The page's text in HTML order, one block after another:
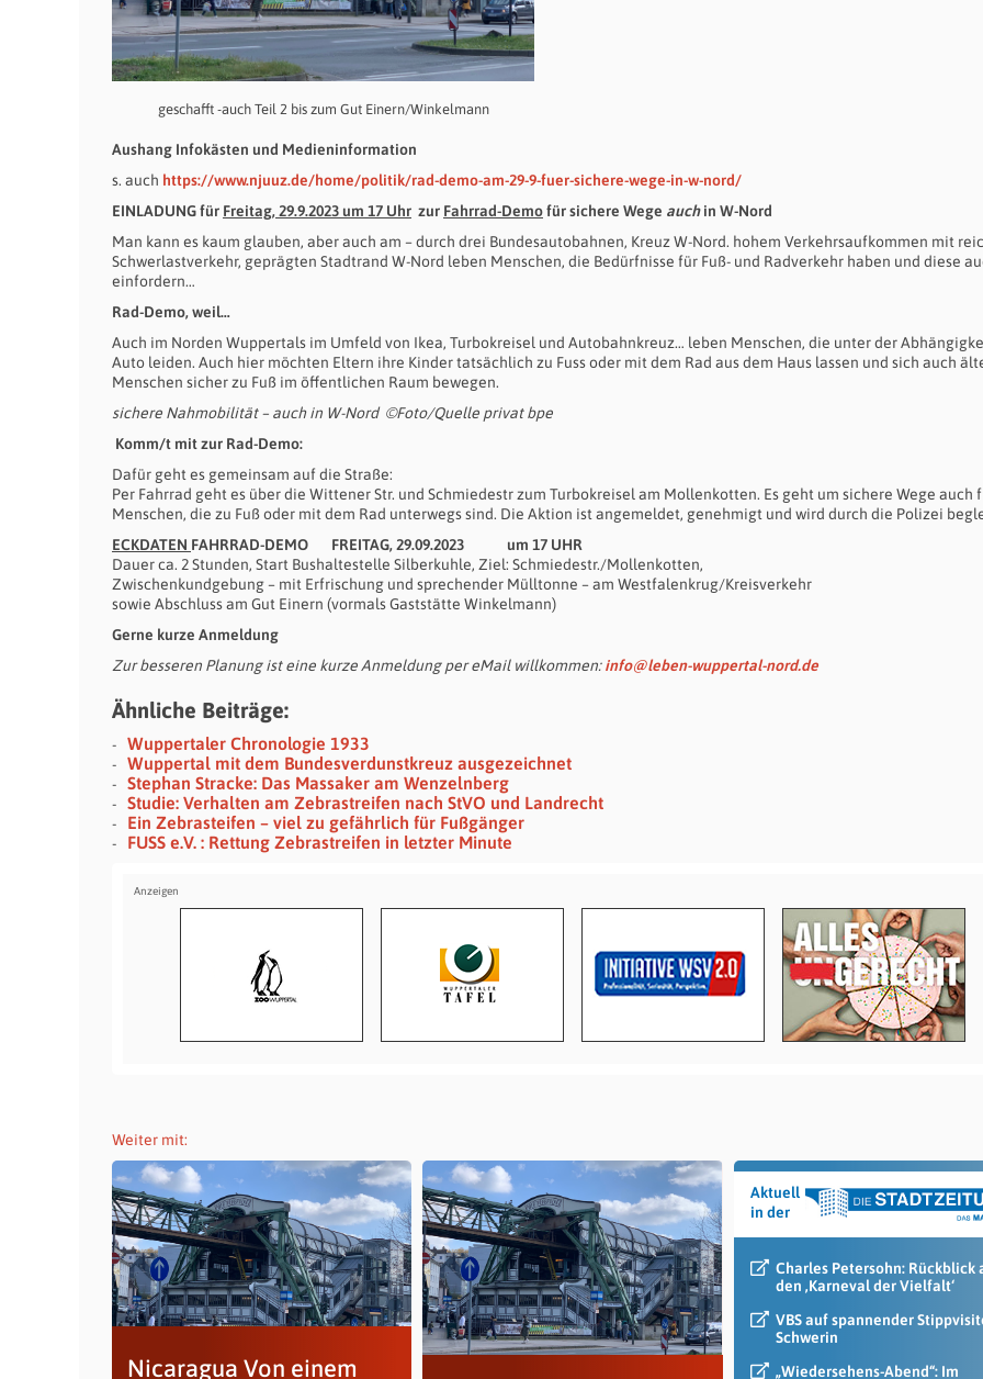
geschafft -auch Teil 2 bis zum Gut Einern/Winkelmann
Aushang Infokästen und Medieninformation
s. auch https://www.njuuz.de/home/politik/rad-demo-am-29-9-fuer-sichere-wege-in-w-nord/
EINLADUNG für Freitag, 29.9.2023 um 17 Uhr zur Fahrrad-Demofür sichere Wege auchin W-Nord
Man kann es kaum glauben, aber auch am – durch drei Bundesautobahnen, Kreuz W-Nord. hohem Verkehrsaufkommen mit
Schwerlastverkehr, geprägten Stadtrand W-Nord leben Menschen, die Bedürfnisse für Fuß- und Radverkehr haben und diese
einfordern…
Rad-Demo, weil…
Auch im Norden Wuppertals im Umfeld von Ikea, Turbokreisel und Autobahnkreuz… leben Menschen, die unter der
Auto leiden. Auch hier möchten Eltern ihre Kinder tatsächlich zu Fuss oder mit dem Rad aus dem Haus lassen und sich auch
Menschen sicher zu Fuß im öffentlichen Raum bewegen.
sichere Nahmobilität – auch in W-Nord ©Foto/Quelle privat bpe
Komm/t mit zur Rad-Demo:
Dafür geht es gemeinsam auf die Straße:
Per Fahrrad geht es über die Wittener Str. und Schmiedestr zum Turbokreisel am Mollenkotten. Es geht um sichere Wege auch
Menschen, die zu Fuß oder mit dem Rad unterwegs sind. Die Aktion ist angemeldet, genehmigt und wird durch die Polizei
ECKDATEN FAHRRAD-DEMO FREITAG, 29.09.2023 um 17 UHR
Dauer ca. 2 Stunden, Start Bushaltestelle Silberkuhle, Ziel: Schmiedestr./Mollenkotten,
Zwischenkundgebung – mit Erfrischung und sprechender Mülltonne – am Westfalenkrug/Kreisverkehr
sowie Abschluss am Gut Einern (vormals Gaststätte Winkelmann)
Gerne kurze Anmeldung
Zur besseren Planung ist eine kurze Anmeldung per eMail willkommen:info@leben-wuppertal-nord.de
Ähnliche Beiträge:
Wuppertaler Chronologie 1933
Wuppertal mit dem Bundesverdunstkreuz ausgezeichnet
Stephan Stracke: Das Massaker am Wenzelnberg
Studie: Verhalten am Zebrastreifen nach StVO und Landrecht
Ein Zebrasteifen – viel zu gefährlich für Fußgänger
FUSS e.V. : Rettung Zebrastreifen in letzter Minute
Weiter mit:
Nicaragua Von einem
Aktuell
in der
Charles Petersohn: Rückblick
den ‚Karneval der Vielfalt‘
VBS auf spannender
Schwerin
„Wiedersehens-Abend“: Im